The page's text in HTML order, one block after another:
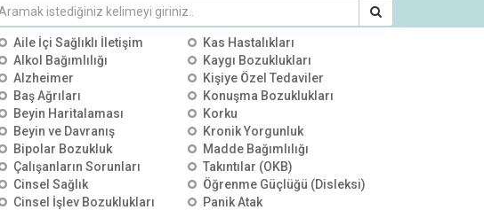
KATEGORİLER
Aile İçi Sağlıklı İletişim
Alkol Bağımlılığı
Alzheimer
Baş Ağrıları
Beyin Haritalaması
Beyin ve Davranış
Bipolar Bozukluk
Çalışanların Sorunları
Cinsel Sağlık
Cinsel İşlev Bozuklukları
Kas Hastalıkları
Kaygı Bozuklukları
Kişiye Özel Tedaviler
Konuşma Bozuklukları
Korku
Kronik Yorgunluk
Madde Bağımlılığı
Takıntılar (OKB)
Öğrenme Güçlüğü (Disleksi)
Panik Atak